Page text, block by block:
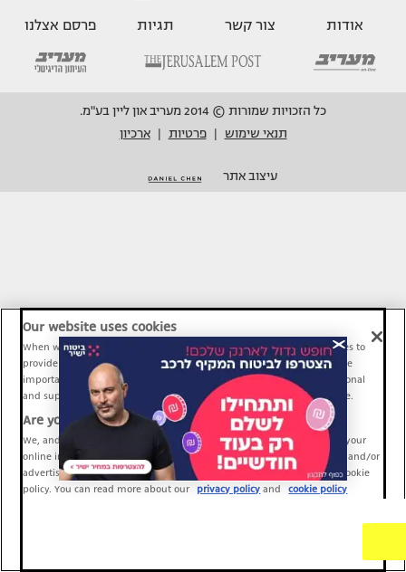
אודות צור קשר תגיות פרסם אצלנו
כל הזכויות שמורות © 2014 מעריב און ליין בע"מ.
תנאי שימוש
פרטיות ארכיון
עיצוב אתר
Our website uses cookies
When we provide Maariv, TMI and Sport1 content online, we use cookies to
provide social media features and to analyze our traffic. These tools are
important and necessary for our website functionality. Others are optional
and support Maariv, TMI and Sport1 activity and your online experience.
Are you happy to accept cookies?
We, and our partners, use information about your use of our site and your
online interactions to improve our services and to personalize content and/or
advertising for you. You can read more about our privacy policy and cookie
policy. You can read more about our
privacy policy and cookie policy